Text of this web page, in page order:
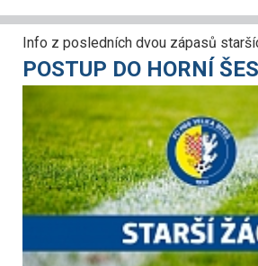
Info z posledních dvou zápasů
POSTUP DO HORNÍ